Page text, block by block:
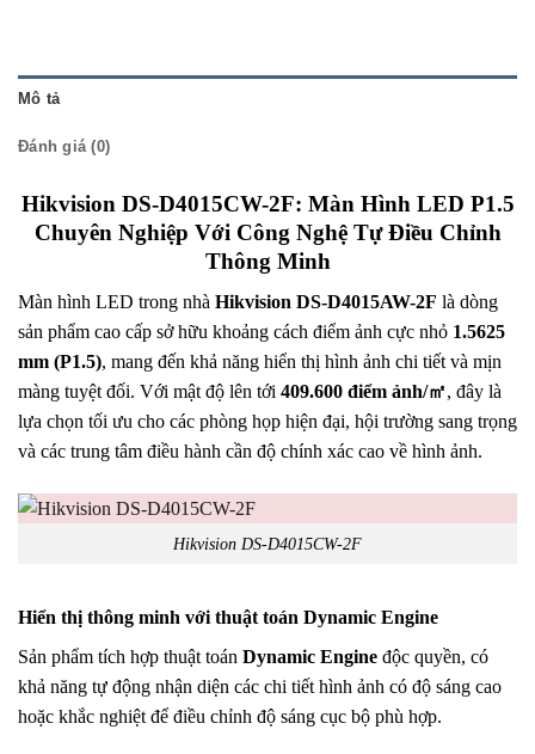
Mô tả
Đánh giá (0)
Hikvision DS-D4015CW-2F: Màn Hình LED P1.5
Chuyên Nghiệp Với Công Nghệ Tự Điều Chỉnh
Thông Minh
Màn hình LED trong nhà Hikvision DS-D4015AW-2F là dòng
sản phẩm cao cấp sở hữu khoảng cách điểm ảnh cực nhỏ 1.5625
mm (P1.5), mang đến khả năng hiển thị hình ảnh chi tiết và mịn
màng tuyệt đối. Với mật độ lên tới 409.600 điểm ảnh/㎡, đây là
lựa chọn tối ưu cho các phòng họp hiện đại, hội trường sang trọng
và các trung tâm điều hành cần độ chính xác cao về hình ảnh.
Hikvision DS-D4015CW-2F
Hiển thị thông minh với thuật toán Dynamic Engine
Sản phẩm tích hợp thuật toán Dynamic Engine độc quyền, có
khả năng tự động nhận diện các chi tiết hình ảnh có độ sáng cao
hoặc khắc nghiệt để điều chỉnh độ sáng cục bộ phù hợp.